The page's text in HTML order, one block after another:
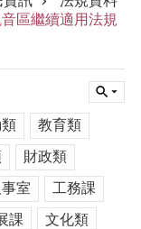
區繼續適用法規
教育類
財政類
事室 工務課
課 文化類